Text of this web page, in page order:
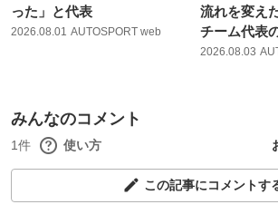
った」と代表
2026.08.01 AUTOSPORT web
流れを変え
チーム代表
2026.08.03
みんなのコメント
1件 使い方
この記事にコメントす